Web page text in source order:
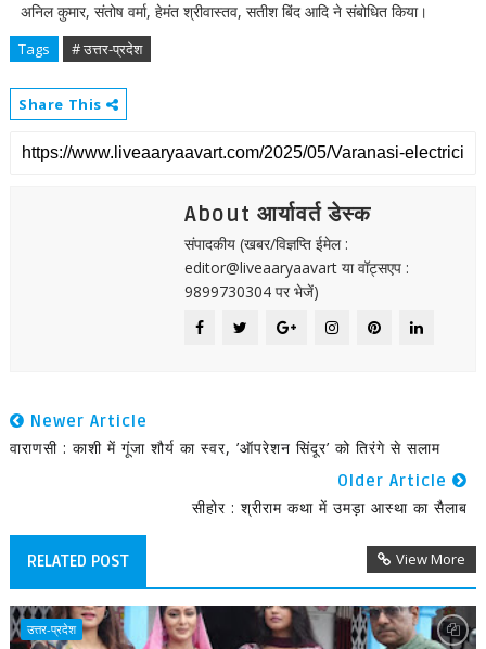
अनिल कुमार, संतोष वर्मा, हेमंत श्रीवास्तव, सतीश बिंद आदि ने संबोधित किया।
Tags # उत्तर-प्रदेश
Share This
About आर्यावर्त डेस्क
संपादकीय (खबर/विज्ञप्ति ईमेल :
editor@liveaaryaavart या वॉट्सएप :
9899730304 पर भेजें)
Newer Article
वाराणसी : काशी में गूंजा शौर्य का स्वर, ’ऑपरेशन सिंदूर’ को तिरंगे से सलाम
Older Article
सीहोर : श्रीराम कथा में उमड़ा आस्था का सैलाब
RELATED POST View More
उत्तर-प्रदेश